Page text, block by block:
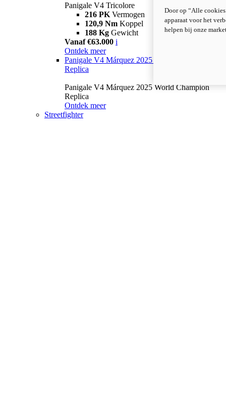
Panigale V4 Tricolore
216 PK Vermogen
120,9 Nm Koppel
188 Kg Gewicht
Vanaf €63.000 i
Ontdek meer
Panigale V4 Márquez 2025 World Champion
Replica
Panigale V4 Márquez 2025 World Champion
Replica
Ontdek meer
Streetfighter
Door op “Alle
apparaat voor het
helpen bij onze